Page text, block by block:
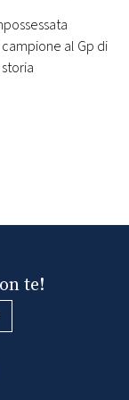
parte di
il video
al Gp di
te!